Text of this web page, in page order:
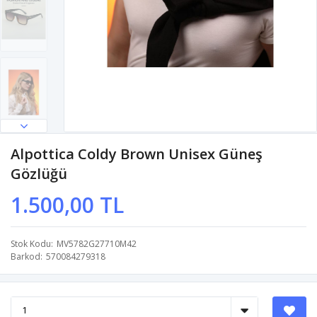
Alpottica Coldy Brown Unisex Güneş
Gözlüğü
1.500,00 TL
Stok Kodu MV5782G27710M42
Barkod 570084279318